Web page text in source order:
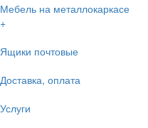
Мебель на металлокаркасе
+
Ящики почтовые
Доставка, оплата
Услуги